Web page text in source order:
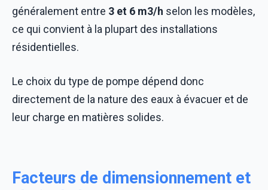
généralement entre 3 et 6 m3/h selon les modèles,
ce qui convient à la plupart des installations
résidentielles.
Le choix du type de pompe dépend donc
directement de la nature des eaux à évacuer et de
leur charge en matières solides.
Facteurs de dimensionnement et